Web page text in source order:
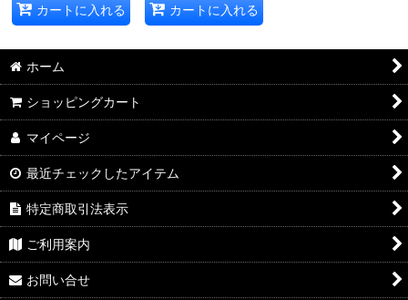
カートに入れる カートに入れる
ホーム
ショッピングカート
マイページ
最近チェックしたアイテム
特定商取引法表示
ご利用案内
お問い合せ